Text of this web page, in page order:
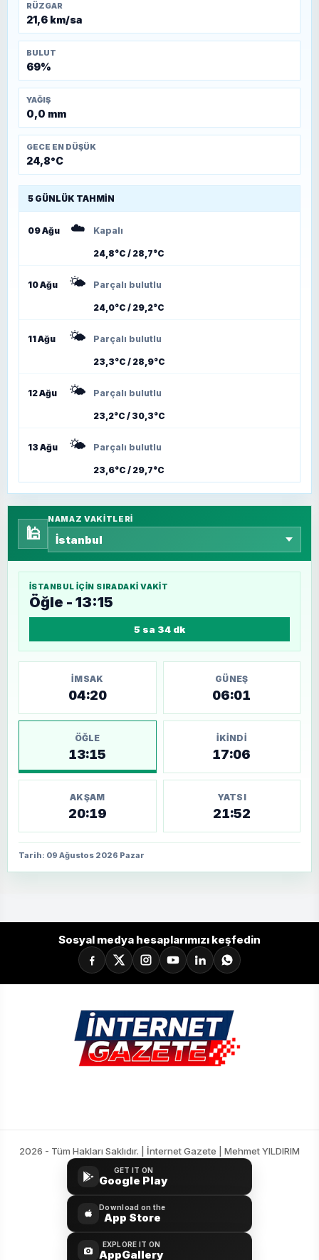
RÜZGAR
21,6 km/sa
BULUT
69%
YAĞIŞ
0,0 mm
GECE EN DÜŞÜK
24,8°C
5 GÜNLÜK TAHMIN
09 Ağu ☁️ Kapalı
24,8°C / 28,7°C
10 Ağu 🌤️ Parçalı bulutlu
24,0°C / 29,2°C
11 Ağu 🌤️ Parçalı bulutlu
23,3°C / 28,9°C
12 Ağu 🌤️ Parçalı bulutlu
23,2°C / 30,3°C
13 Ağu 🌤️ Parçalı bulutlu
23,6°C / 29,7°C
🕌
NAMAZ VAKITLERI
İSTANBUL IÇIN SIRADAKI VAKIT
Öğle - 13:15
5 sa 34 dk
İMSAK
04:20
GÜNEŞ
06:01
ÖĞLE
13:15
İKINDI
17:06
AKŞAM
20:19
YATSI
21:52
Tarih: 09 Ağustos 2026 Pazar
Sosyal medya hesaplarımızı keşfedin
2026 - Tüm Hakları Saklıdır. | İnternet Gazete | Mehmet YILDIRIM
GET IT ON
Google Play
Download on the
App Store
EXPLORE IT ON
AppGallery